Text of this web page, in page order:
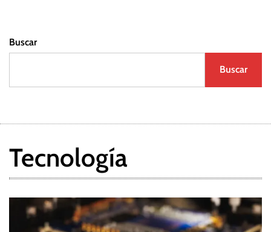
Buscar
Buscar
Tecnología